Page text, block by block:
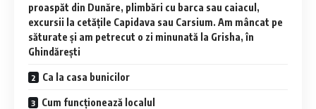
proaspăt din Dunăre, plimbări cu barca sau caiacul,
excursii la cetățile Capidava sau Carsium. Am mâncat pe
săturate și am petrecut o zi minunată la Grisha, în
Ghindărești
Ca la casa bunicilor
Cum funcționează localul